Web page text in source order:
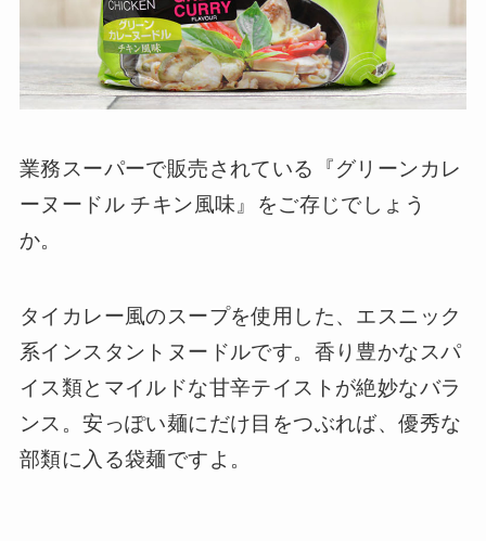
業務スーパーで販売されている『グリーンカレ
ーヌードル チキン風味』をご存じでしょう
か。
タイカレー風のスープを使用した、エスニック
系インスタントヌードルです。香り豊かなスパ
イス類とマイルドな甘辛テイストが絶妙なバラ
ンス。安っぽい麺にだけ目をつぶれば、優秀な
部類に入る袋麺ですよ。